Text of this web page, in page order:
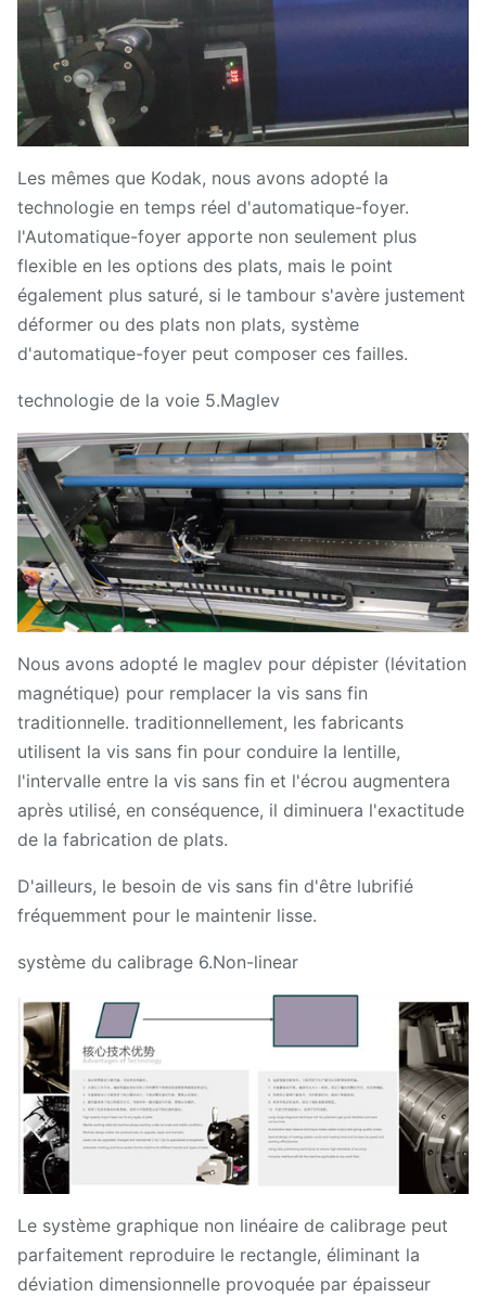
Les mêmes que Kodak, nous avons adopté la
technologie en temps réel d'automatique-foyer.
l'Automatique-foyer apporte non seulement plus
flexible en les options des plats, mais le point
également plus saturé, si le tambour s'avère justement
déformer ou des plats non plats, système
d'automatique-foyer peut composer ces failles.
technologie de la voie 5.Maglev
Nous avons adopté le maglev pour dépister (lévitation
magnétique) pour remplacer la vis sans fin
traditionnelle. traditionnellement, les fabricants
utilisent la vis sans fin pour conduire la lentille,
l'intervalle entre la vis sans fin et l'écrou augmentera
après utilisé, en conséquence, il diminuera l'exactitude
de la fabrication de plats.
D'ailleurs, le besoin de vis sans fin d'être lubrifié
fréquemment pour le maintenir lisse.
système du calibrage 6.Non-linear
Le système graphique non linéaire de calibrage peut
parfaitement reproduire le rectangle, éliminant la
déviation dimensionnelle provoquée par épaisseur